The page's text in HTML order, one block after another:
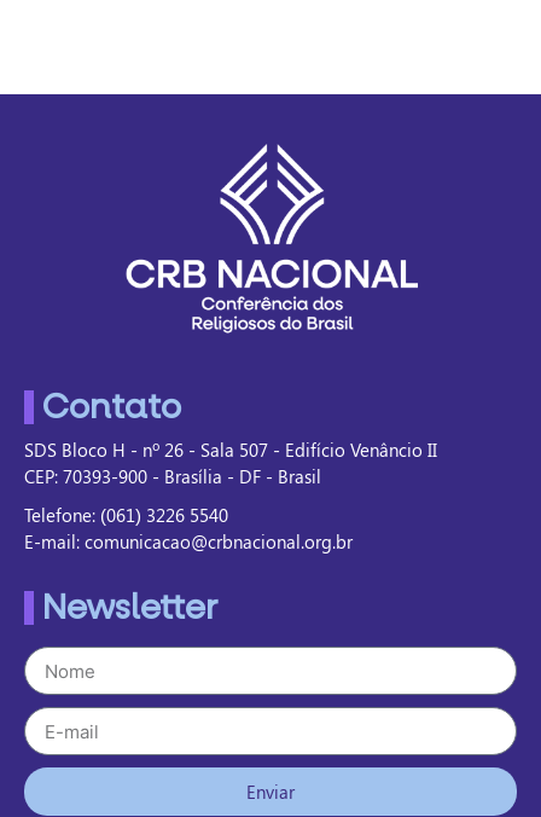
Contato
SDS Bloco H - nº 26 - Sala 507 - Edifício Venâncio II
CEP: 70393-900 - Brasília - DF - Brasil
Telefone: (061) 3226 5540
E-mail: comunicacao@crbnacional.org.br
Newsletter
Enviar